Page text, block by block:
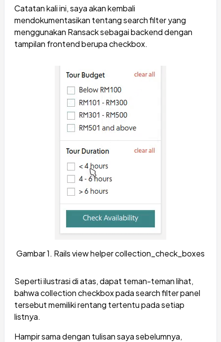
Catatan kali ini, saya akan kembali
mendokumentasikan tentang search filter yang
menggunakan Ransack sebagai backend dengan
tampilan frontend berupa checkbox.
Gambar 1. Rails view helper collection_check_boxes
Seperti ilustrasi di atas, dapat teman-teman lihat,
bahwa collection checkbox pada search filter panel
tersebut memiliki rentang tertentu pada setiap
listnya.
Hampir sama dengan tulisan saya sebelumnya,